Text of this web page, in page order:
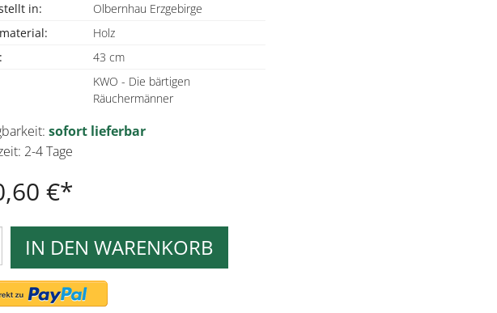
in:
Olbernhau Erzgebirge
Holz
43 cm
KWO - Die bärtigen
Räuchermänner
sofort lieferbar
2-4 Tage
€
IN DEN WARENKORB